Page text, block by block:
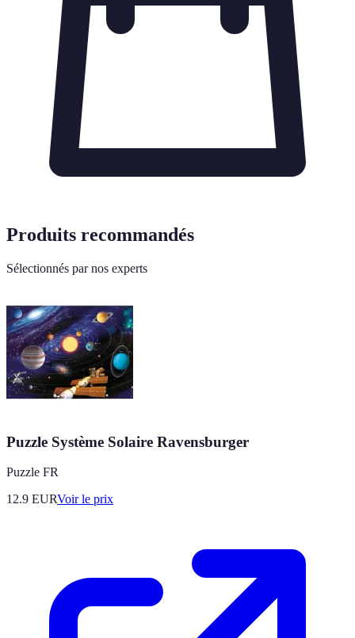
Produits recommandés
Sélectionnés par nos experts
Puzzle Système Solaire Ravensburger
Puzzle FR
12.9 EURVoir le prix